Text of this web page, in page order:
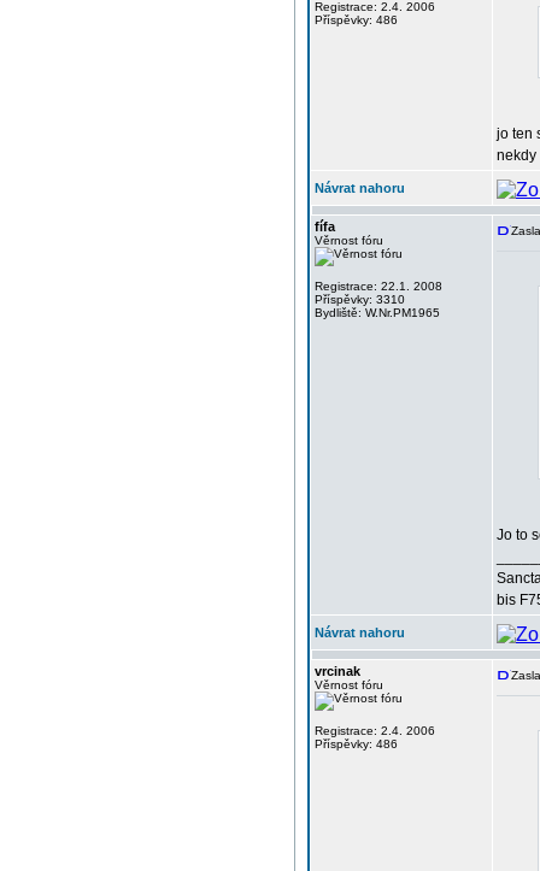
Registrace: 2.4. 2006
Příspěvky: 486
jo ten
nekdy
Návrat nahoru
fífa
Věrnost fóru
Registrace: 22.1. 2008
Příspěvky: 3310
Bydliště: W.Nr.PM1965
Jo to
bis
Návrat nahoru
vrcinak
Věrnost fóru
Registrace: 2.4. 2006
Příspěvky: 486